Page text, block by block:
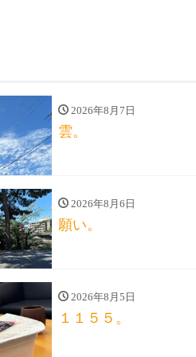
2026年8月7日
雲。
2026年8月6日
願い。
2026年8月5日
１１５５。